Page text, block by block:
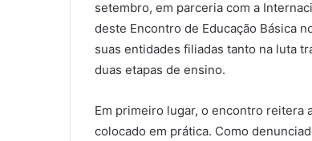
setembro, em parceria com a
deste Encontro de Educação Básica
suas entidades filiadas tanto na luta
duas etapas de ensino.
Em primeiro lugar, o encontro reitera
colocado em prática. Como